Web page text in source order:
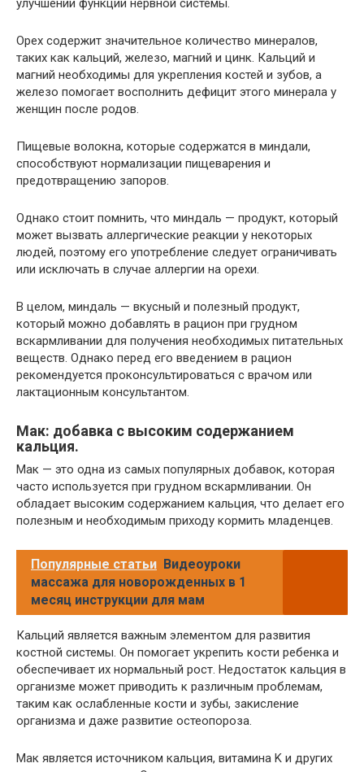
улучшении функции нервной системы.
Орех содержит значительное количество минералов,
таких как кальций, железо, магний и цинк. Кальций и
магний необходимы для укрепления костей и зубов, а
железо помогает восполнить дефицит этого минерала у
женщин после родов.
Пищевые волокна, которые содержатся в миндали,
способствуют нормализации пищеварения и
предотвращению запоров.
Однако стоит помнить, что миндаль — продукт, который
может вызвать аллергические реакции у некоторых
людей, поэтому его употребление следует ограничивать
или исключать в случае аллергии на орехи.
В целом, миндаль — вкусный и полезный продукт,
который можно добавлять в рацион при грудном
вскармливании для получения необходимых питательных
веществ. Однако перед его введением в рацион
рекомендуется проконсультироваться с врачом или
лактационным консультантом.
Мак: добавка с высоким содержанием
кальция.
Мак — это одна из самых популярных добавок, которая
часто используется при грудном вскармливании. Он
обладает высоким содержанием кальция, что делает его
полезным и необходимым приходу кормить младенцев.
Популярные статьи Видеоуроки
массажа для новорожденных в 1
месяц инструкции для мам
Кальций является важным элементом для развития
костной системы. Он помогает укрепить кости ребенка и
обеспечивает их нормальный рост. Недостаток кальция в
организме может приводить к различным проблемам,
таким как ослабленные кости и зубы, закисление
организма и даже развитие остеопороза.
Мак является источником кальция, витамина K и других